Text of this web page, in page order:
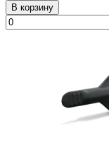
В корзину